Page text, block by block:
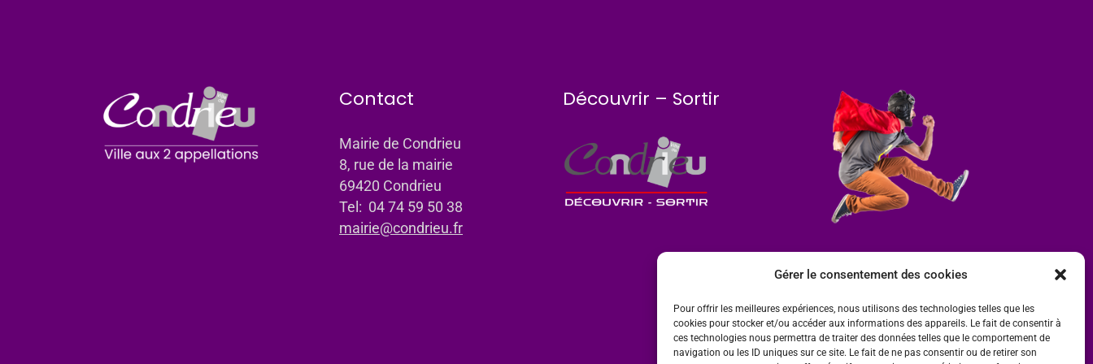
Gérer le consentement des cookies
Pour offrir les meilleures expériences, nous utilisons des technologies telles que les
cookies pour stocker et/ou accéder aux informations des appareils. Le fait de consentir à
ces technologies nous permettra de traiter des données telles que le comportement de
navigation ou les ID uniques sur ce site. Le fait de ne pas consentir ou de retirer son
Contact
Mairie de Condrieu
8, rue de la mairie
69420 Condrieu
Tel: 04 74 59 50 38
mairie@condrieu.fr
Découvrir – Sortir